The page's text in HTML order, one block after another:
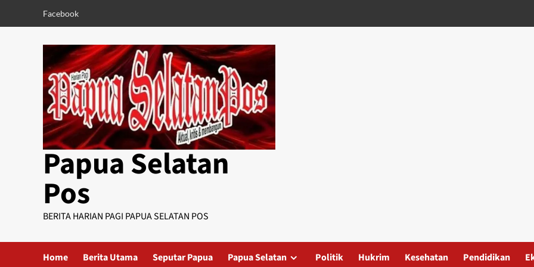
Facebook
Papua Selatan
Pos
BERITA HARIAN PAGI PAPUA SELATAN POS
Home Berita Utama Seputar Papua Papua Selatan Politik Hukrim Kesehatan Pendidikan